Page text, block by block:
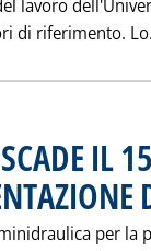
lavoro
di riferimento.
IL
per la